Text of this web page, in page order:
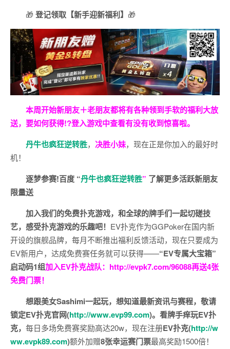
🎁 登记领取【新手迎新福利】 🎁
本周开始新朋友＋老朋友都将有各种领到手软的福利大放
送，要如何获得!?登入游戏中查看有没有收到惊喜啦。
丹牛也疯狂逆转胜， 决胜小妹，现在正是你加入的最好时
机！
逐梦参赛!百度 “丹牛也疯狂逆转胜” 了解更多活跃新朋友
限量送
加入我们的免费扑克游戏，和全球的牌手们一起切磋技
艺，感受扑克游戏的乐趣吧！ EV扑克作为GGPoker在国内新
开设的旗舰品牌，每月不断推出福利反馈活动，现在只要成为
EV新用户，达成免费赛任务就可以获得——“EV专属大宝箱”
启动码1组加入EV扑克战队： http://evpk7.com/96088再送4张
免费门票！
想跟美女Sashimi一起玩， 想知道最新资讯与赛程， 敬请
锁定EV扑克官网(http://www.evp99.com)。 看牌手痒玩EV扑
克， 每日多场免费赛奖励高达20w，现在注册EV扑克(http://w
ww.evpk89.com)额外加赠8张幸运赛门票最高奖励1500倍！